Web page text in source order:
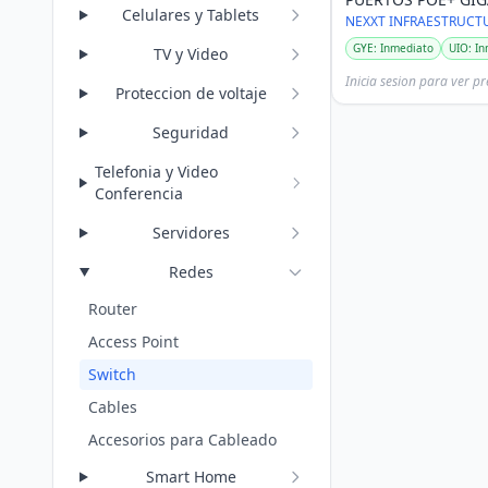
Celulares y Tablets
TV y Video
Proteccion de voltaje
Seguridad
Telefonia y Video
Conferencia
Servidores
Redes
Router
Access Point
Switch
Cables
Accesorios para Cableado
Smart Home
NSW-V900P
NEXXT
GYE: Inmediato UIO:
Inicia sesion para ver